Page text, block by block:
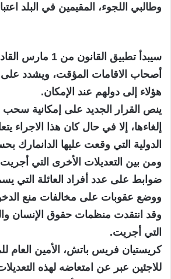
وطالبي اللجوء، المقيمين في البلد اعتبارا
سيبدأ تطبيق القانون
أصحاب الاقامات المؤقت، ويشدد
هؤلاء إلى دولهم عند الإمكان.
ينص القرار الجديد على إمكانية سحب
إلغاءها، إلا في حال كان هذا الاجراء
الدولية التي وقعت عليها الدانمارك
ومن بين التعديلات الأخرى التي
ضوابط على عدد أفراد العائلة التي
ووضع عقوبات على مخالفات منع
وقد انتقدت منظمات حقوق الإنسان
التي أجريت.
كريستيان فريس باتش، الأمين العام
للاجئين عبر عن امتعاضه لهذه